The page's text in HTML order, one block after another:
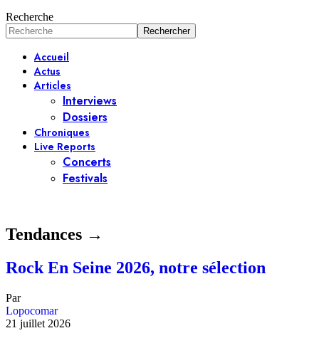
Recherche
Accueil
Actus
Articles
Interviews
Dossiers
Chroniques
Live Reports
Concerts
Festivals
Tendances →
Rock En Seine 2026, notre sélection
Par
Lopocomar
21 juillet 2026